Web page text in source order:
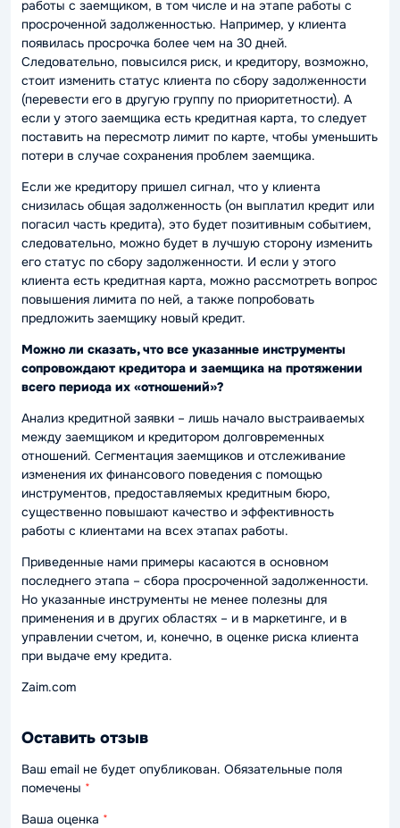
работы с заемщиком, в том числе и на этапе работы с
просроченной задолженностью. Например, у клиента
появилась просрочка более чем на 30 дней.
Следовательно, повысился риск, и кредитору, возможно,
стоит изменить статус клиента по сбору задолженности
(перевести его в другую группу по приоритетности). А
если у этого заемщика есть кредитная карта, то следует
поставить на пересмотр лимит по карте, чтобы уменьшить
потери в случае сохранения проблем заемщика.
Если же кредитору пришел сигнал, что у клиента
снизилась общая задолженность (он выплатил кредит или
погасил часть кредита), это будет позитивным событием,
следовательно, можно будет в лучшую сторону изменить
его статус по сбору задолженности. И если у этого
клиента есть кредитная карта, можно рассмотреть вопрос
повышения лимита по ней, а также попробовать
предложить заемщику новый кредит.
Можно ли сказать, что все указанные инструменты
сопровождают кредитора и заемщика на протяжении
всего периода их «отношений»?
Анализ кредитной заявки – лишь начало выстраиваемых
между заемщиком и кредитором долговременных
отношений. Сегментация заемщиков и отслеживание
изменения их финансового поведения с помощью
инструментов, предоставляемых кредитным бюро,
существенно повышают качество и эффективность
работы с клиентами на всех этапах работы.
Приведенные нами примеры касаются в основном
последнего этапа – сбора просроченной задолженности.
Но указанные инструменты не менее полезны для
применения и в других областях – и в маркетинге, и в
управлении счетом, и, конечно, в оценке риска клиента
при выдаче ему кредита.
Zaim.com
Оставить отзыв
Ваш email не будет опубликован. Обязательные поля
помечены *
Ваша оценка *